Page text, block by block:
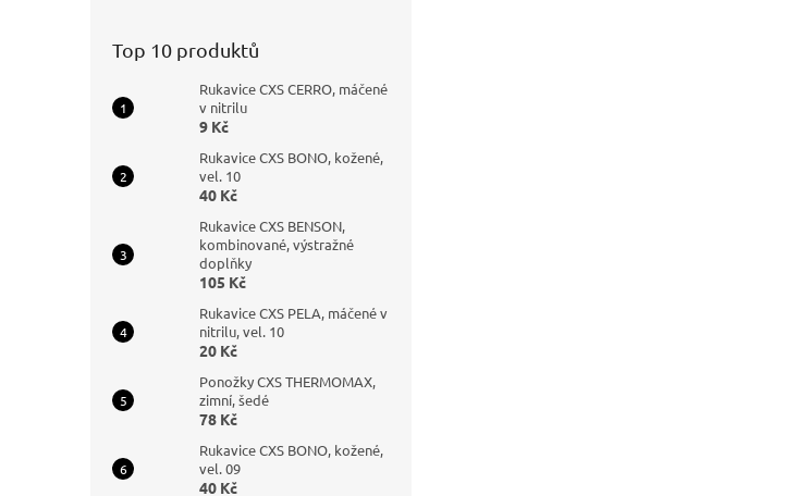
Top 10 produktů
Rukavice CXS CERRO, máčené
v nitrilu
9 Kč
Rukavice CXS BONO, kožené,
vel. 10
40 Kč
Rukavice CXS BENSON,
kombinované, výstražné
doplňky
105 Kč
Rukavice CXS PELA, máčené v
nitrilu, vel. 10
20 Kč
Ponožky CXS THERMOMAX,
zimní, šedé
78 Kč
Rukavice CXS BONO, kožené,
vel. 09
40 Kč